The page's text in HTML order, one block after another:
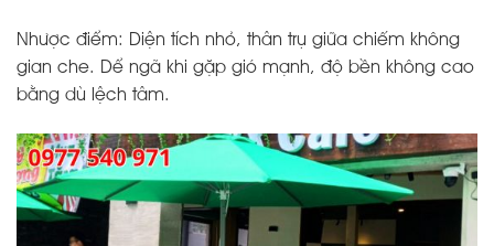
Nhược điểm: Diện tích nhỏ, thân trụ giữa chiếm không
gian che. Dể ngã khi gặp gió mạnh, độ bền không cao
bằng dù lệch tâm.